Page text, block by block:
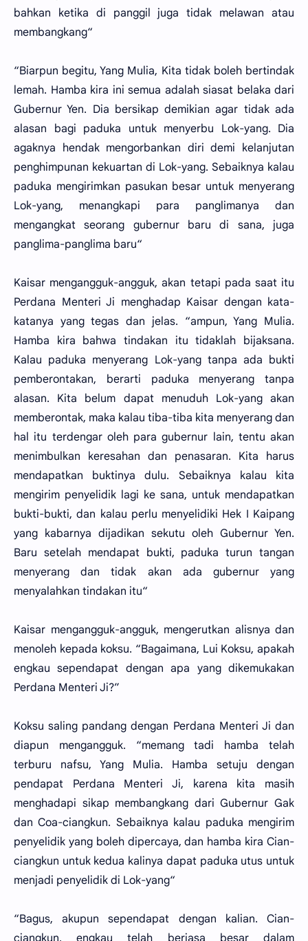
bahkan ketika di panggil juga tidak melawan atau
membangkang“
“Biarpun begitu, Yang Mulia, Kita tidak boleh bertindak
lemah. Hamba kira ini semua adalah siasat belaka dari
Gubernur Yen. Dia bersikap demikian agar tidak ada
alasan bagi paduka untuk menyerbu Lok-yang. Dia
agaknya hendak mengorbankan diri demi kelanjutan
penghimpunan kekuartan di Lok-yang. Sebaiknya kalau
paduka mengirimkan pasukan besar untuk menyerang
Lok-yang, menangkapi para panglimanya dan
mengangkat seorang gubernur baru di sana, juga
panglima-panglima baru“
Kaisar mengangguk-angguk, akan tetapi pada saat itu
Perdana Menteri Ji menghadap Kaisar dengan kata-
katanya yang tegas dan jelas. “ampun, Yang Mulia.
Hamba kira bahwa tindakan itu tidaklah bijaksana.
Kalau paduka menyerang Lok-yang tanpa ada bukti
pemberontakan, berarti paduka menyerang tanpa
alasan. Kita belum dapat menuduh Lok-yang akan
memberontak, maka kalau tiba-tiba kita menyerang dan
hal itu terdengar oleh para gubernur lain, tentu akan
menimbulkan keresahan dan penasaran. Kita harus
mendapatkan buktinya dulu. Sebaiknya kalau kita
mengirim penyelidik lagi ke sana, untuk mendapatkan
bukti-bukti, dan kalau perlu menyelidiki Hek I Kaipang
yang kabarnya dijadikan sekutu oleh Gubernur Yen.
Baru setelah mendapat bukti, paduka turun tangan
menyerang dan tidak akan ada gubernur yang
menyalahkan tindakan itu“
Kaisar mengangguk-angguk, mengerutkan alisnya dan
menoleh kepada koksu. “Bagaimana, Lui Koksu, apakah
engkau sependapat dengan apa yang dikemukakan
Perdana Menteri Ji?”
Koksu saling pandang dengan Perdana Menteri Ji dan
diapun mengangguk. “memang tadi hamba telah
terburu nafsu, Yang Mulia. Hamba setuju dengan
pendapat Perdana Menteri Ji, karena kita masih
menghadapi sikap membangkang dari Gubernur Gak
dan Coa-ciangkun. Sebaiknya kalau paduka mengirim
penyelidik yang boleh dipercaya, dan hamba kira Cian-
ciangkun untuk kedua kalinya dapat paduka utus untuk
menjadi penyelidik di Lok-yang“
“Bagus, akupun sependapat dengan kalian. Cian-
ciangkun, engkau telah berjasa besar dalam